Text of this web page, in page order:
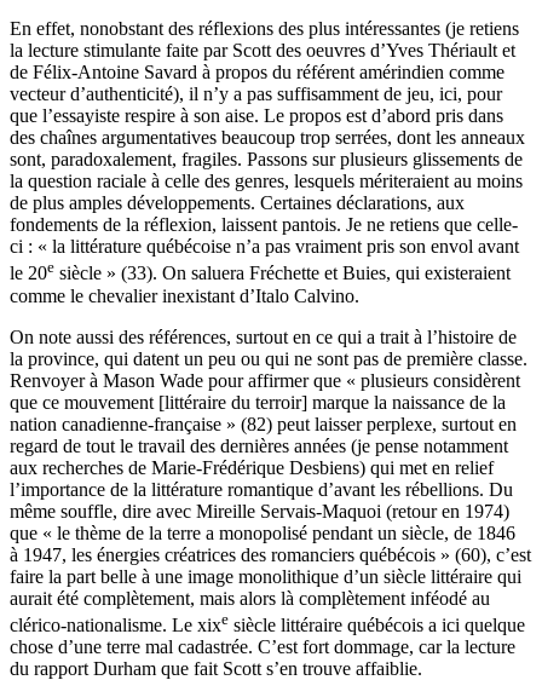
En effet, nonobstant des réflexions des plus intéressantes (je retiens
la lecture stimulante faite par Scott des oeuvres d’Yves Thériault et
de Félix-Antoine Savard à propos du référent amérindien comme
vecteur d’authenticité), il n’y a pas suffisamment de jeu, ici, pour
que l’essayiste respire à son aise. Le propos est d’abord pris dans
des chaînes argumentatives beaucoup trop serrées, dont les anneaux
sont, paradoxalement, fragiles. Passons sur plusieurs glissements de
la question raciale à celle des genres, lesquels mériteraient au moins
de plus amples développements. Certaines déclarations, aux
fondements de la réflexion, laissent pantois. Je ne retiens que celle-
ci : « la littérature québécoise n’a pas vraiment pris son envol avant
le 20e siècle » (33). On saluera Fréchette et Buies, qui existeraient
comme le chevalier inexistant d’Italo Calvino.
On note aussi des références, surtout en ce qui a trait à l’histoire de
la province, qui datent un peu ou qui ne sont pas de première classe.
Renvoyer à Mason Wade pour affirmer que « plusieurs considèrent
que ce mouvement [littéraire du terroir] marque la naissance de la
nation canadienne-française » (82) peut laisser perplexe, surtout en
regard de tout le travail des dernières années (je pense notamment
aux recherches de Marie-Frédérique Desbiens) qui met en relief
l’importance de la littérature romantique d’avant les rébellions. Du
même souffle, dire avec Mireille Servais-Maquoi (retour en 1974)
que « le thème de la terre a monopolisé pendant un siècle, de 1846
à 1947, les énergies créatrices des romanciers québécois » (60), c’est
faire la part belle à une image monolithique d’un siècle littéraire qui
aurait été complètement, mais alors là complètement inféodé au
clérico-nationalisme. Le xixe siècle littéraire québécois a ici quelque
chose d’une terre mal cadastrée. C’est fort dommage, car la lecture
du rapport Durham que fait Scott s’en trouve affaiblie.